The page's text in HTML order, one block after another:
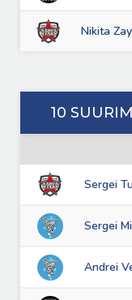
Nikita
10
Sergei
Sergei
Andrei